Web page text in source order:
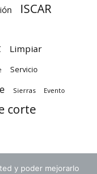
ISCAR
Limpiar
Servicio
Sierras Evento
corte
y poder mejorarlo